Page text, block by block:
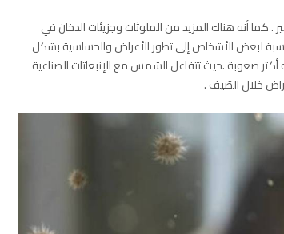
كما أنه هناك المزيد من الملوثات وجزيئات الدخان في
لبعض الأشخاص إلى تطور الأعراض والحساسية بشكل
أكثر صعوبة .حيث تتفاعل الشمس مع الإنبعاثات الصناعية
خلال الصّيف .